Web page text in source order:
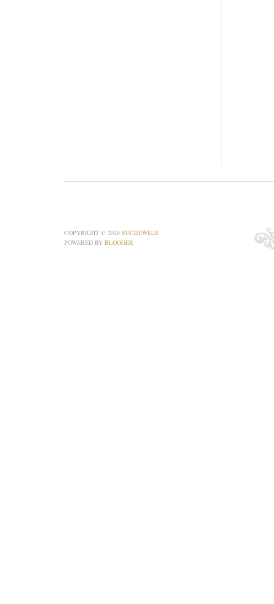
COPYRIGHT © 2026 SUCIJEWELS
POWERED BY BLOGGER